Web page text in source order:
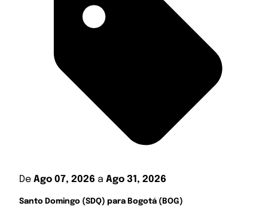
De Ago 07, 2026 a Ago 31, 2026
Santo Domingo (SDQ) para Bogotá (BOG)